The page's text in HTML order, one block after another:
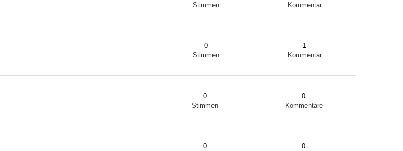
Stimmen
Kommentar
0
Stimmen
1
Kommentar
0
Stimmen
0
Kommentare
0
0